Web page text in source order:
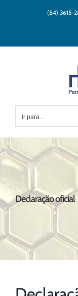
(84) 3615-
Ir para...
Declaração oficial